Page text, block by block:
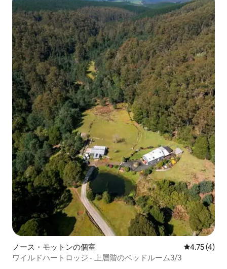
イクル可能な材料は分離され、地元のリ
サイクルセンターに配布されます。適切
なリサイクル方法の必要性をゲストに知
らせるための標識が設置されています。
エルヴェンホーム農場全体に永久農業の
原則が組み込まれています。互いに支持
する多くの要素の配置と相対的な位置が
重要である。 利用可能な生物資源は、エ
ネルギーサイクルの原理に従って使用さ
れる。 たとえば、果樹はゲストを養うリ
ンゴを作ります。 リンゴの廃棄物はニワ
トリに、リンゴの木の刈り込みはヤギに
与えられます。 ニワトリとヤギの両方が
卵と牛乳を作り、ゲストに栄養を与え、
庭と果樹園のための糞を作ります。した
がって、エネルギーサイクルは継続し、
閉ループシステムを形成します。 20年以
上にわたって、農場内の自然のパターン
とサイクルを観察することで、持続可能
な永続的農業を継続的に改善することが
できます。 バイオダイナミックプラクテ
ィスは、エルベンホーム農場の動物、植
物、および人間の健康と幸福のために使
用されています。 シーズンごとに、バイ
オダイナミック調製が適用され、農場シ
ステムを強化します。「上記のように、
下記のように」は、私たちの日常生活で
ノース・モットンの個室 レビュー4
4.75 (4)
ワイルドハートロッジ - 上層階のベッドルーム3/3